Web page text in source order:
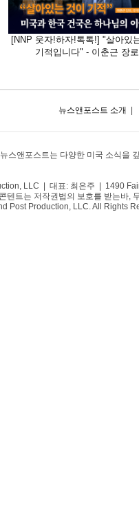
[NNP 웃자!하자!톡톡!] "살아있
기적입니다" - 이춘근 장로
뉴스앤포스트 소개
스앤포스트는 다양한 미국 소식을
LLC | 대표: 최은주 | 1490
텐트는 저작권법의 보호를 받는바,
Post Production, LLC. All Rights